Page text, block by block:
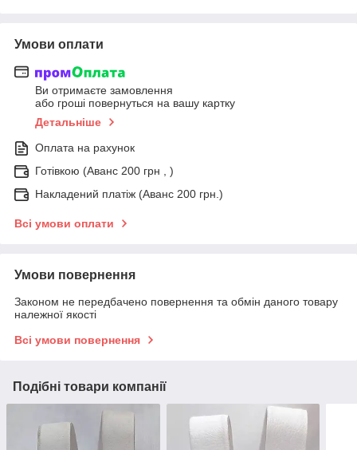
Умови оплати
Ви отримаєте замовлення
або гроші повернуться на вашу картку
Детальніше
Оплата на рахунок
Готівкою (Аванс 200 грн , )
Накладений платіж (Аванс 200 грн.)
Всі умови оплати
Умови повернення
Законом не передбачено повернення та обмін даного товару
належної якості
Всі умови повернення
Подібні товари компанії